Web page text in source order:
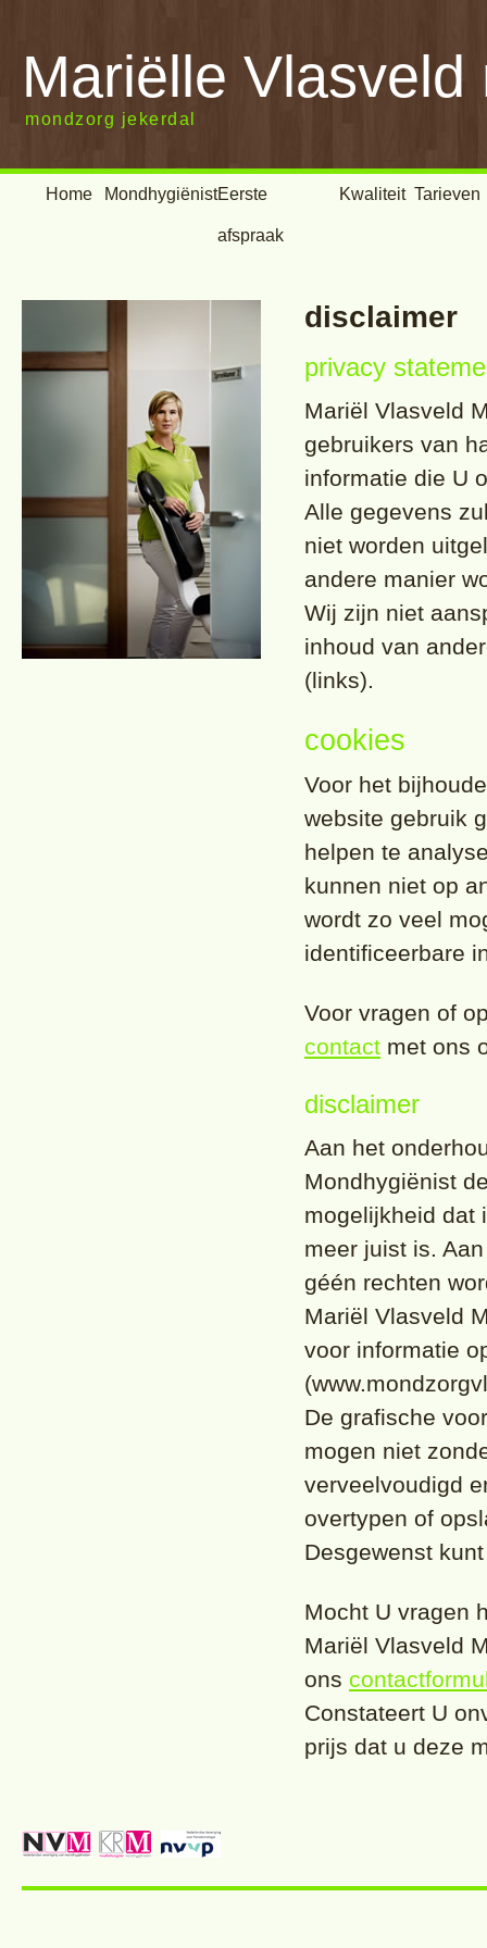
Mariëlle
mondzorg jekerdal
Home MondhygiënistEerste
afspraak
Kwaliteit Tarieven
disclaimer
privacy
Mariël Vlasveld
gebruikers van
informatie die U
Alle gegevens
niet worden
andere manier
Wij zijn niet
inhoud van
(links).
cookies
Voor het
website gebruik
helpen te
kunnen niet op
wordt zo veel
identificeerbare
Voor vragen of
contact met ons
disclaimer
Aan het
Mondhygiënist
mogelijkheid dat
meer juist is.
géén rechten
Mariël Vlasveld
voor informatie
De grafische
mogen niet
verveelvoudigd
overtypen of
Desgewenst
Mocht U vragen
Mariël Vlasveld
ons
Constateert U
prijs dat u deze